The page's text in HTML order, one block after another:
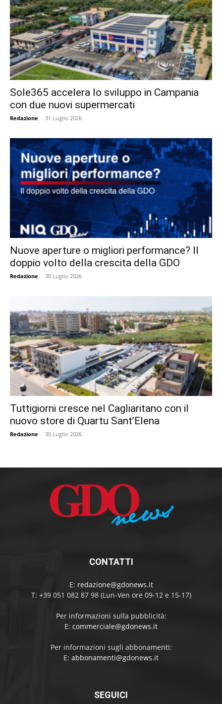
Sole365 accelera lo sviluppo in Campania
con due nuovi supermercati
Redazione - 31 Luglio 2026
Nuove aperture o migliori performance? Il
doppio volto della crescita della GDO
Redazione - 30 Luglio 2026
Tuttigiorni cresce nel Cagliaritano con il
nuovo store di Quartu Sant’Elena
Redazione - 30 Luglio 2026
CONTATTI
E: redazione@gdonews.it
T: +39 051 082 87 98 (Lun-Ven ore 09-12 e 15-17)
Per informazioni sulla pubblicità:
E: commerciale@gdonews.it
Per informazioni sugli abbonamenti:
E: abbonamenti@gdonews.it
SEGUICI